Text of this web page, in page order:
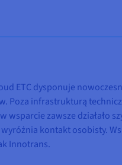
ETC dysponuje
infrastrukturą
zawsze działało
kontakt osobisty.
Innotrans.